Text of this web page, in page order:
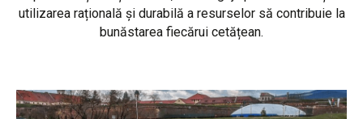
utilizarea rațională și durabilă a resurselor să contribuie la
bunăstarea fiecărui cetățean.